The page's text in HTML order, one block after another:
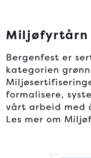
Miljøfyrtårn
Bergenfest er
kategorien
formalisere,
vårt arbeid med
Les mer om